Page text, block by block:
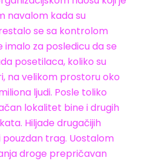
navalom kada su
se sa kontrolom
imalo za posledicu da se
posetilaca, koliko su
na velikom prostoru oko
ljudi. Posle toliko
lokalitet bine i drugih
Hiljade drugačijih
trag. Uostalom
droge prepričavan